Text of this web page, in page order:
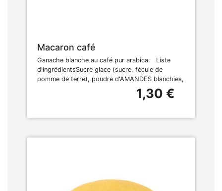
Macaron café
Ganache blanche au café pur arabica. Liste
d'ingrédientsSucre glace (sucre, fécule de
pomme de terre), poudre d'AMANDES blanchies,
1,30 €